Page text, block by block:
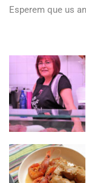
Esperem que us